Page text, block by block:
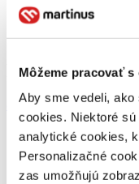
Môžeme pracovať
Aby sme vedeli,
cookies. Niektoré
analytické cookies,
Personalizačné
zas umožňujú
Prihlás sa na
odoberať newsletter